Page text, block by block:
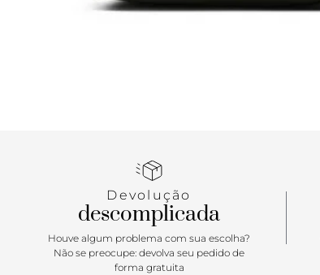
Devolução
descomplicada
Houve algum problema com sua escolha?
Não se preocupe: devolva seu pedido de
forma gratuita